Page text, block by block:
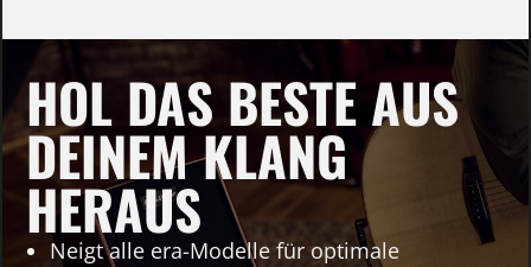
HOL DAS BESTE AUS
DEINEM KLANG
HERAUS
Neigt alle era-Modelle für optimale